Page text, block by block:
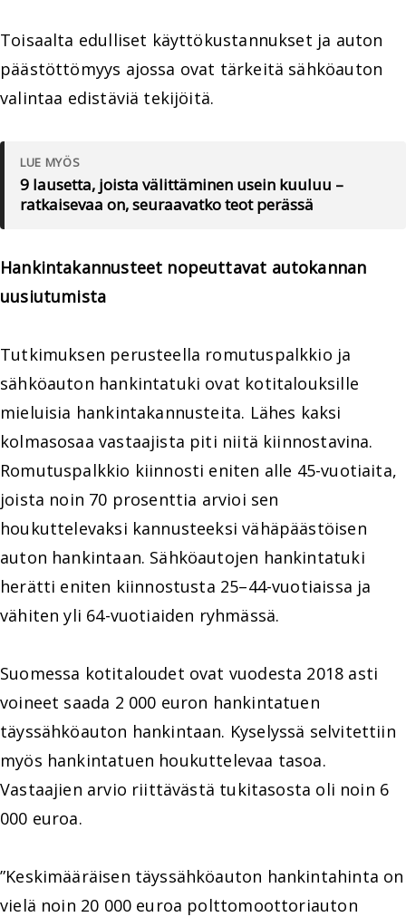
Toisaalta edulliset käyttökustannukset ja auton
päästöttömyys ajossa ovat tärkeitä sähköauton
valintaa edistäviä tekijöitä.
LUE MYÖS
9 lausetta, joista välittäminen usein kuuluu –
ratkaisevaa on, seuraavatko teot perässä
Hankintakannusteet nopeuttavat autokannan
uusiutumista
Tutkimuksen perusteella romutuspalkkio ja
sähköauton hankintatuki ovat kotitalouksille
mieluisia hankintakannusteita. Lähes kaksi
kolmasosaa vastaajista piti niitä kiinnostavina.
Romutuspalkkio kiinnosti eniten alle 45-vuotiaita,
joista noin 70 prosenttia arvioi sen
houkuttelevaksi kannusteeksi vähäpäästöisen
auton hankintaan. Sähköautojen hankintatuki
herätti eniten kiinnostusta 25–44-vuotiaissa ja
vähiten yli 64-vuotiaiden ryhmässä.
Suomessa kotitaloudet ovat vuodesta 2018 asti
voineet saada 2 000 euron hankintatuen
täyssähköauton hankintaan. Kyselyssä selvitettiin
myös hankintatuen houkuttelevaa tasoa.
Vastaajien arvio riittävästä tukitasosta oli noin 6
000 euroa.
”Keskimääräisen täyssähköauton hankintahinta on
vielä noin 20 000 euroa polttomoottoriauton